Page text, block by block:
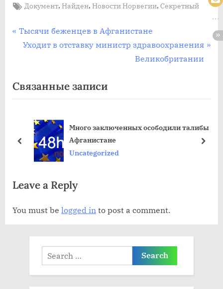
Tags:
Документ,Найден,Новости Норвегии,Секретный
Post
navigation
П
р
ы
д
а
а
и
Тысячи беженцев в Афганистане
С
д
у
а
и
Уходит в отставку министр здравоохранения
Великобритании
Связанные записи
Много заключенных осободили талибы в
Афганистане
Uncategorized
пред
Leave a Reply
You must be logged in to post a comment.
Search
for: